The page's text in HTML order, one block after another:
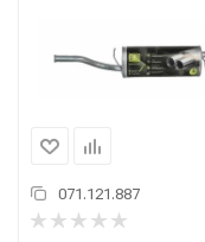
071.121.887